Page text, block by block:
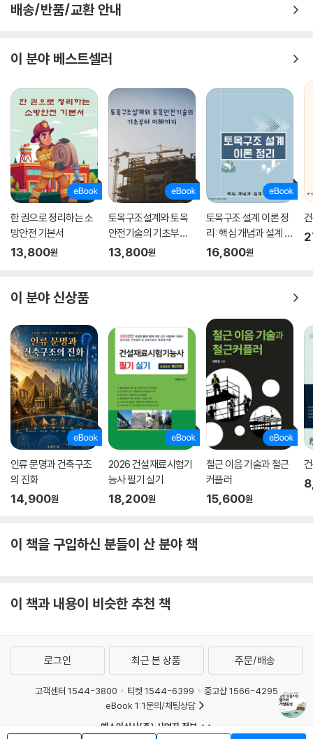
배송/반품/교환 안내
이 분야 베스트셀러
한 권으로 정리하는 소
방안전 기본서
13,800원
토목구조설계와 토목
안전기술의 기초부터
이해까지
13,800원
토목구조 설계 이론 정
리: 핵심 개념과 설계 절
차
16,800원
이 분야 신상품
인류 문명과 건축구조
의 진화
14,900원
2026 건설재료시험기
능사 필기 실기
18,200원
철근 이음 기술과 철근
커플러
15,600원
이 책을 구입하신 분들이 산 분야 책
이 책과 내용이 비슷한 추천 책
로그인 최근 본 상품 주문/배송
고객센터 1544-3800 티켓 1544-6399
중고샵 1566-4295
eBook 1:1문의/채팅상담
예스이십사(주) 사업자 정보